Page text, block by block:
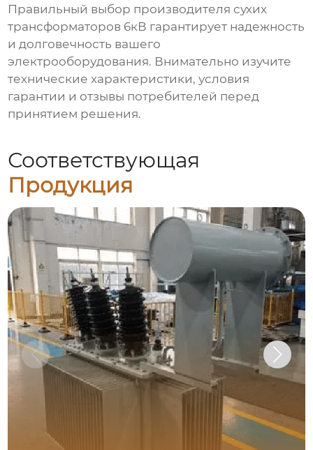
Правильный выбор производителя сухих
трансформаторов 6кВ гарантирует надежность
и долговечность вашего
электрооборудования. Внимательно изучите
технические характеристики, условия
гарантии и отзывы потребителей перед
принятием решения.
Соответствующая
Продукция